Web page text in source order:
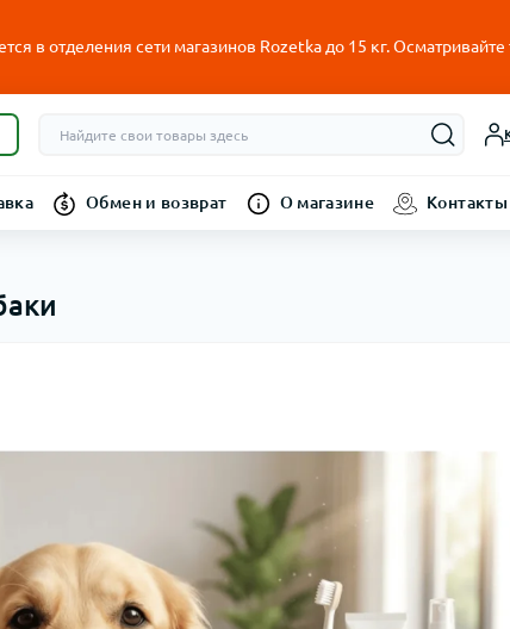
в отделения сети магазинов Rozetka до 15 кг.
Обмен и возврат О магазине Контакты